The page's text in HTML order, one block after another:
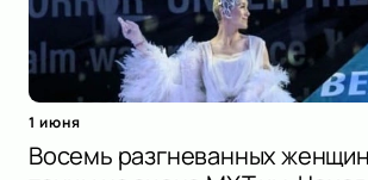
1 июня
Восемь разгневанных